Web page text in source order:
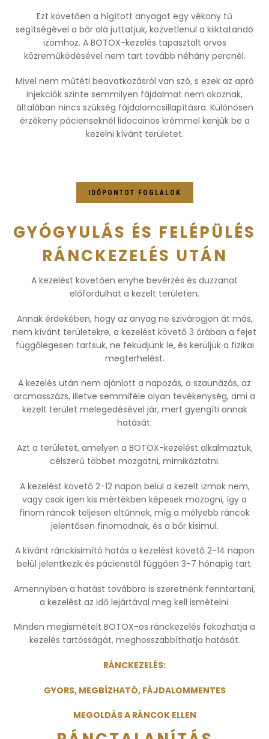
Ezt követően a hígított anyagot egy vékony tű
segítségével a bőr alá juttatjuk, közvetlenül a kiiktatandó
izomhoz. A BOTOX-kezelés tapasztalt orvos
közreműködésével nem tart tovább néhány percnél.
Mivel nem műtéti beavatkozásról van szó, s ezek az apró
injekciók szinte semmilyen fájdalmat nem okoznak,
általában nincs szükség fájdalomcsillapításra. Különösen
érzékeny pácienseknél lidocainos krémmel kenjük be a
kezelni kívánt területet.
IDŐPONTOT FOGLALOK
GYÓGYULÁS ÉS FELÉPÜLÉS
RÁNCKEZELÉS UTÁN
A kezelést követően enyhe bevérzés és duzzanat
előfordulhat a kezelt területen.
Annak érdekében, hogy az anyag ne szivárogjon át más,
nem kívánt területekre, a kezelést követő 3 órában a fejet
függőlegesen tartsuk, ne feküdjünk le, és kerüljük a fizikai
megterhelést.
A kezelés után nem ajánlott a napozás, a szaunázás, az
arcmasszázs, illetve semmiféle olyan tevékenység, ami a
kezelt terület melegedésével jár, mert gyengíti annak
hatását.
Azt a területet, amelyen a BOTOX-kezelést alkalmaztuk,
célszerű többet mozgatni, mimikáztatni.
A kezelést követő 2-12 napon belül a kezelt izmok nem,
vagy csak igen kis mértékben képesek mozogni, így a
finom ráncok teljesen eltűnnek, míg a mélyebb ráncok
jelentősen finomodnak, és a bőr kisimul.
A kívánt ránckisimító hatás a kezelést követő 2-14 napon
belül jelentkezik és pácienstől függően 3-7 hónapig tart.
Amennyiben a hatást továbbra is szeretnénk fenntartani,
a kezelést az idő lejártával meg kell ismételni.
Minden megismételt BOTOX-os ránckezelés fokozhatja a
kezelés tartósságát, meghosszabbíthatja hatását.
RÁNCKEZELÉS:
GYORS, MEGBÍZHATÓ, FÁJDALOMMENTES
MEGOLDÁSA RÁNCOK ELLEN